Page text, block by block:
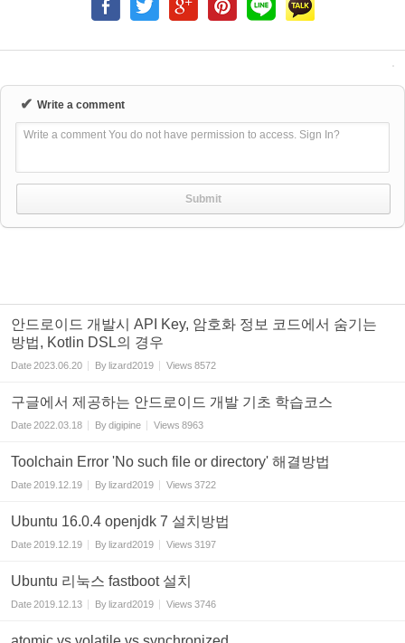
✔ Write a comment
Write a comment You do not have permission to access. Sign In?
안드로이드 개발시 API Key, 암호화 정보 코드에서 숨기는
방법, Kotlin DSL의 경우
Date2023.06.20 Bylizard2019 Views 8572
구글에서 제공하는 안드로이드 개발 기초 학습코스
Date2022.03.18 Bydigipine Views 8963
Toolchain Error 'No such file or directory' 해결방법
Date2019.12.19 Bylizard2019 Views 3722
Ubuntu 16.0.4 openjdk 7 설치방법
Date2019.12.19 Bylizard2019 Views 3197
Ubuntu 리눅스 fastboot 설치
Date2019.12.13 Bylizard2019 Views 3746